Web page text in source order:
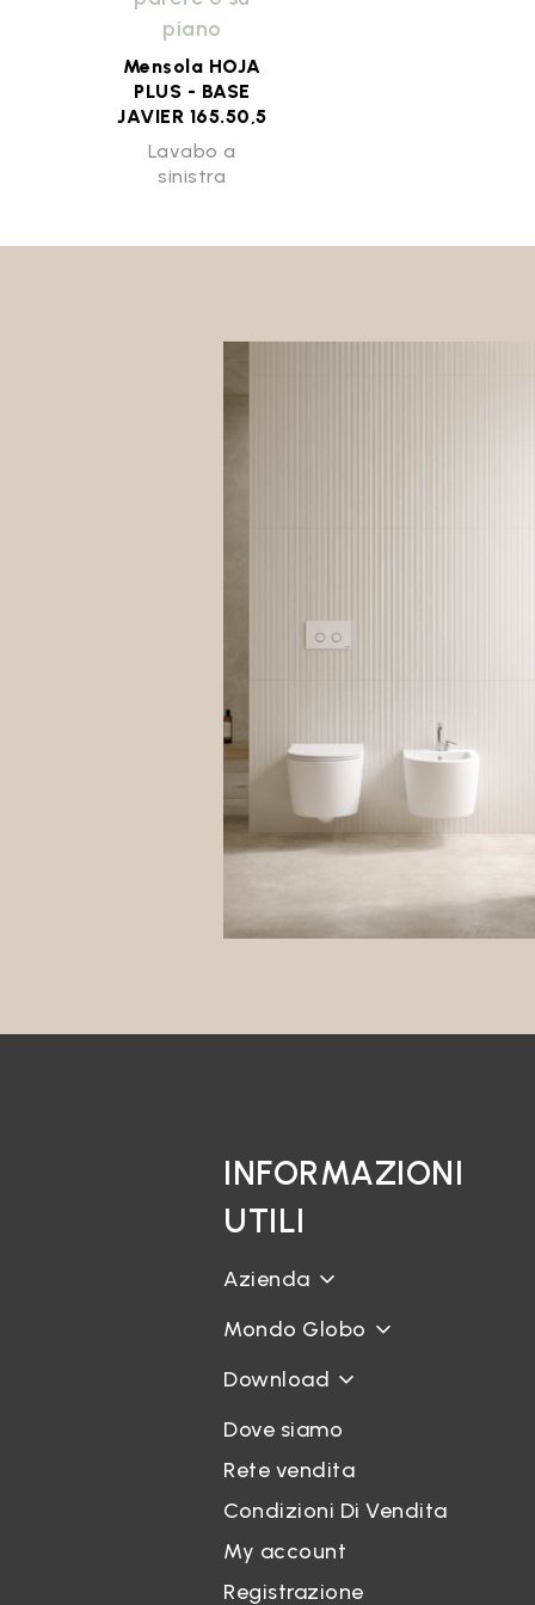
piano
Mensola HOJA
PLUS - BASE
JAVIER 165.50,5
Lavabo a
sinistra
INFORMAZIONI
UTILI
Azienda
Mondo Globo
Download
Dove siamo
Rete vendita
Condizioni Di Vendita
My account
Registrazione